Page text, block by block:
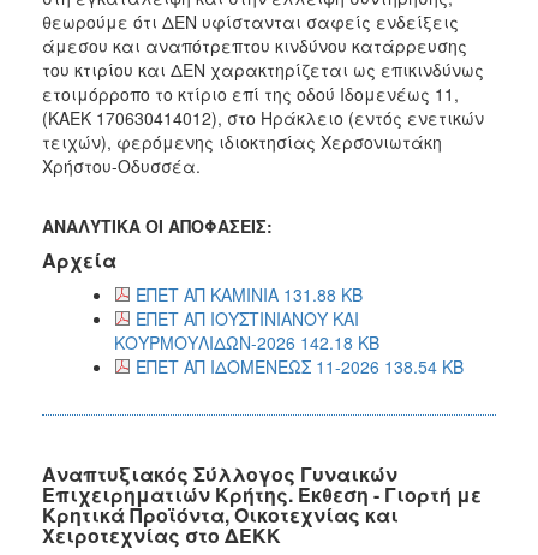
θεωρούμε ότι ΔΕΝ υφίστανται σαφείς ενδείξεις
άμεσου και αναπότρεπτου κινδύνου κατάρρευσης
του κτιρίου και ΔΕΝ χαρακτηρίζεται ως επικινδύνως
ετοιμόρροπο το κτίριο επί της οδού Ιδομενέως 11,
(ΚΑΕΚ 170630414012), στο Ηράκλειο (εντός ενετικών
τειχών), φερόμενης ιδιοκτησίας Χερσονιωτάκη
Χρήστου-Οδυσσέα.
ΑΝΑΛΥΤΙΚΑ ΟΙ ΑΠΟΦΑΣΕΙΣ:
Αρχεία
ΕΠΕΤ ΑΠ ΚΑΜΙΝΙΑ 131.88 KB
ΕΠΕΤ ΑΠ ΙΟΥΣΤΙΝΙΑΝΟΥ ΚΑΙ
ΚΟΥΡΜΟΥΛΙΔΩΝ-2026 142.18 KB
ΕΠΕΤ ΑΠ ΙΔΟΜΕΝΕΩΣ 11-2026 138.54 KB
Αναπτυξιακός Σύλλογος Γυναικών
Επιχειρηματιών Κρήτης. Έκθεση - Γιορτή με
Κρητικά Προϊόντα, Οικοτεχνίας και
Χειροτεχνίας στο ΔΕΚΚ